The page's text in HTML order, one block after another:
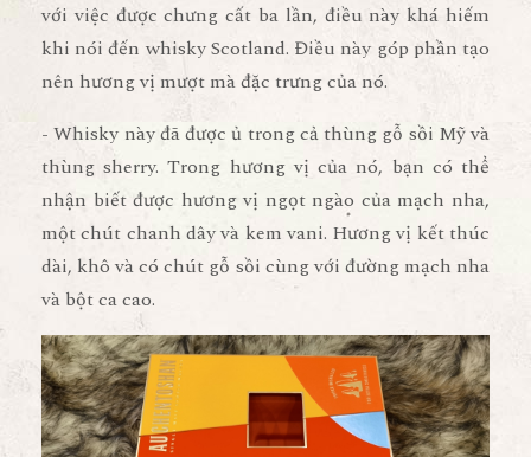
với việc được chưng cất ba lần, điều này khá hiếm
khi nói đến whisky Scotland. Điều này góp phần tạo
nên hương vị mượt mà đặc trưng của nó.
- Whisky này đã được ủ trong cả thùng gỗ sồi Mỹ và
thùng sherry. Trong hương vị của nó, bạn có thể
nhận biết được hương vị ngọt ngào của mạch nha,
một chút chanh dây và kem vani. Hương vị kết thúc
dài, khô và có chút gỗ sồi cùng với đường mạch nha
và bột ca cao.